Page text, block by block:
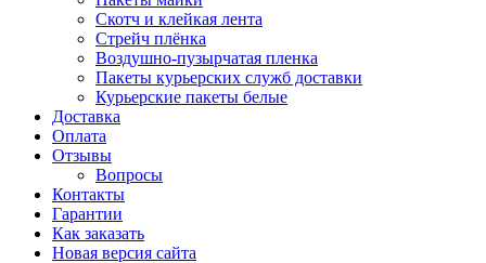
Скотч и клейкая лента
Стрейч плёнка
Воздушно-пузырчатая пленка
Пакеты курьерских служб доставки
Курьерские пакеты белые
Доставка
Оплата
Отзывы
Вопросы
Контакты
Гарантии
Как заказать
Новая версия сайта